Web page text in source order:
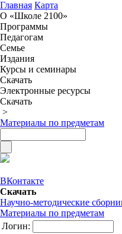
Главная Карта
О «Школе 2100»
Программы
Педагогам
Семье
Издания
Курсы и семинары
Скачать
Электронные ресурсы
Скачать
>
Материалы по предметам
ВКонтакте
Скачать
Научно-методические
Материалы по предметам
Логин: